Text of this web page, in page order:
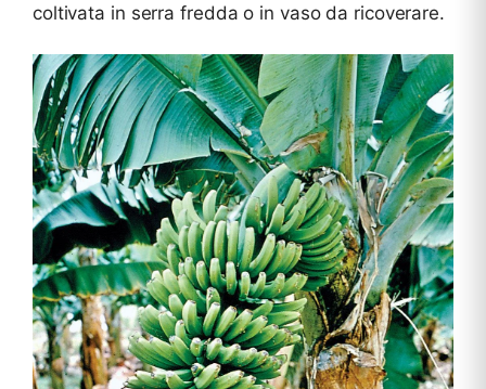
coltivata in serra fredda o in vaso da ricoverare.